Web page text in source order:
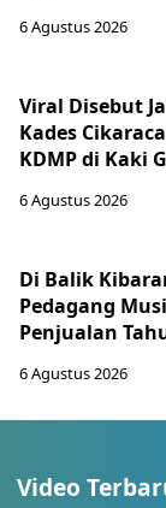
6 Agustus 2026
Viral Disebut
Kades
KDMP di Kaki
6 Agustus 2026
Di Balik
Pedagang
Penjualan
6 Agustus 2026
Video